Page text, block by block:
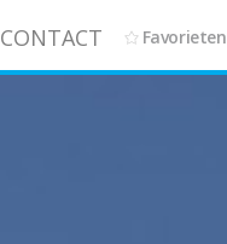
CONTACT Favorieten